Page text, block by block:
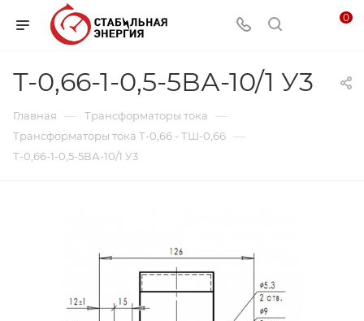
0
Т-0,66-1-0,5-5ВА-10/1 У3
Главная — Трансформаторы тока —
Трансформаторы тока Т-0,66 - ТШ-0,66 —
Т-0,66-1-0,5-5ВА-10/1 У3